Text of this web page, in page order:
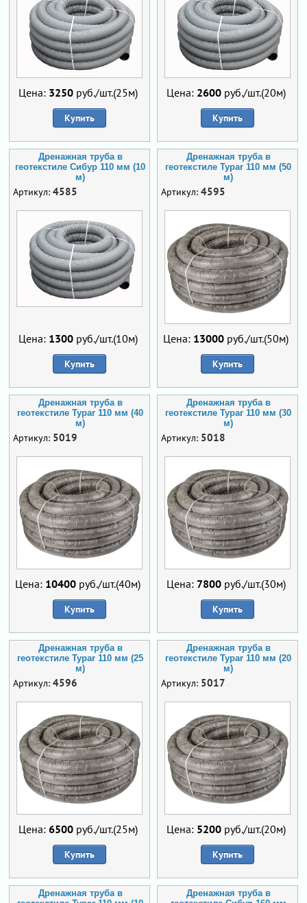
Цена: 3250руб./шт.(25м)
Купить
Цена: 2600руб./шт.(20м)
Купить
Дренажная труба в
геотекстиле Сибур 110 мм (10
м)
Артикул: 4585
Цена: 1300руб./шт.(10м)
Купить
Дренажная труба в
геотекстиле Typar 110 мм (50
м)
Артикул: 4595
Цена: 13000 руб./шт.(50м)
Купить
Дренажная труба в
геотекстиле Typar 110 мм (40
м)
Артикул: 5019
Цена: 10400 руб./шт.(40м)
Купить
Дренажная труба в
геотекстиле Typar 110 мм (30
м)
Артикул: 5018
Цена: 7800руб./шт.(30м)
Купить
Дренажная труба в
геотекстиле Typar 110 мм (25
м)
Артикул: 4596
Цена: 6500руб./шт.(25м)
Купить
Дренажная труба в
геотекстиле Typar 110 мм (20
м)
Артикул: 5017
Цена: 5200руб./шт.(20м)
Купить
Дренажная труба в
Дренажная труба в